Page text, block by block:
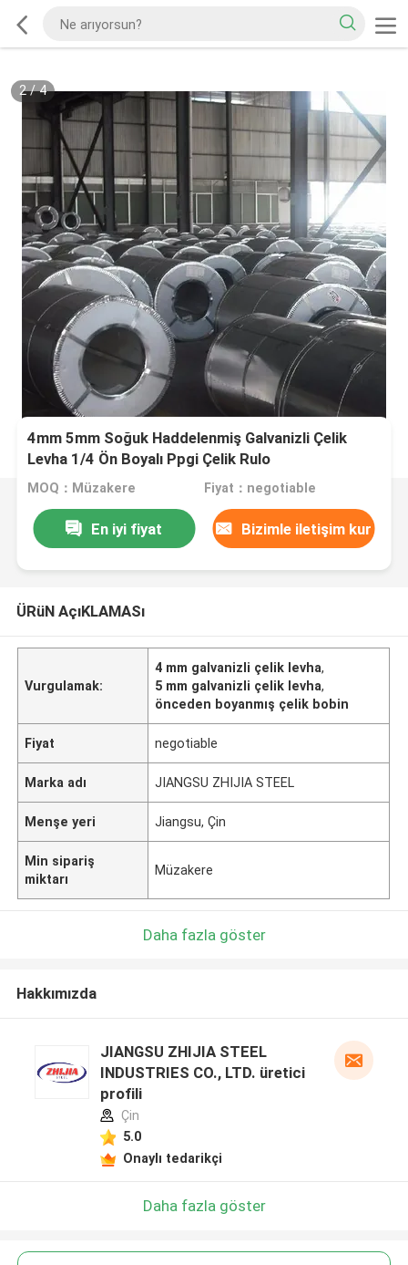
2/4
4mm 5mm Soğuk Haddelenmiş Galvanizli Çelik
Levha 1/4 Ön Boyalı Ppgi Çelik Rulo
MOQ：Müzakere Fiyat：negotiable
En iyi fiyat Bizimle iletişim kur
ÜRüN AçıKLAMASı
Vurgulamak:
4 mm galvanizli çelik levha,
5 mm galvanizli çelik levha,
önceden boyanmış çelik bobin
Fiyat negotiable
Marka adı JIANGSU ZHIJIA STEEL
Menşe yeri Jiangsu, Çin
Min sipariş
miktarı
Müzakere
Daha fazla göster
Hakkımızda
JIANGSU ZHIJIA STEEL
INDUSTRIES CO., LTD. üretici
profili
Çin
5.0
Onaylı tedarikçi
Daha fazla göster